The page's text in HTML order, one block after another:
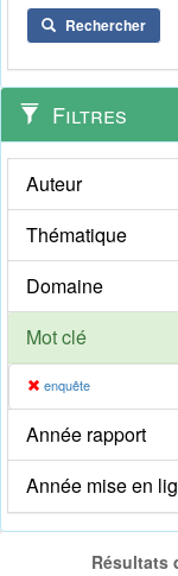
Rechercher
Filtres
Auteur
Thématique
Domaine
Mot clé
enquête
Année rapport
Année mise en
Résultats